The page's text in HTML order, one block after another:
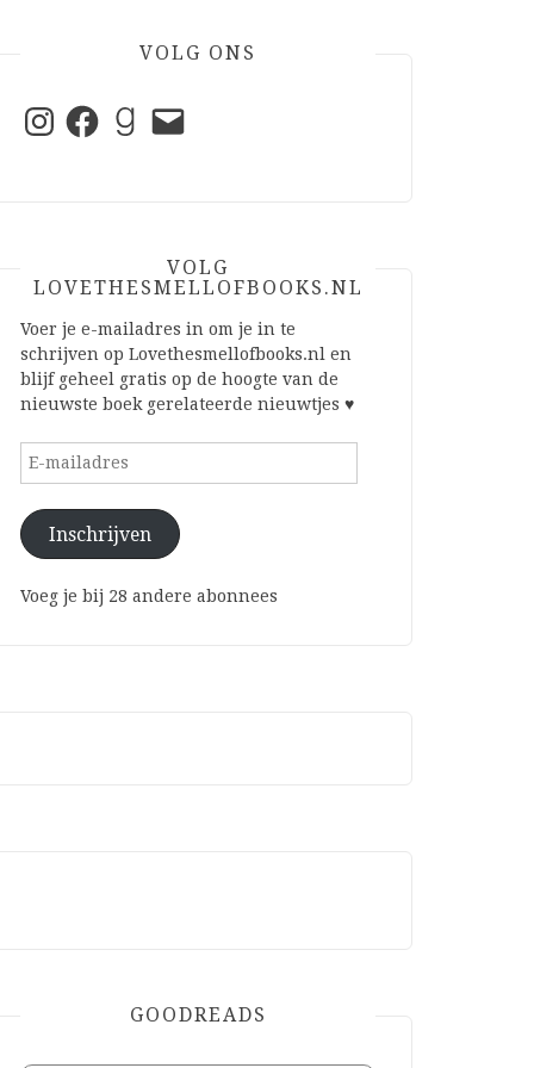
VOLG ONS
InstagramFacebookGoodreads
E-
mail
VOLG
LOVETHESMELLOFBOOKS.NL
Voer je e-mailadres in om je in te
schrijven op Lovethesmellofbooks.nl en
blijf geheel gratis op de hoogte van de
nieuwste boek gerelateerde nieuwtjes ♥
E-
Inschrijven
Voeg je bij 28 andere abonnees
GOODREADS